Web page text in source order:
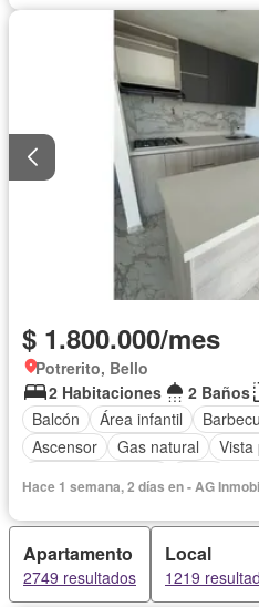
$ 1.800.000/mes
Potrerito, Bello
2 Habitaciones
2 Baños
Balcón
Área infantil
Ascensor
Gas natural
Vista
Hace 1 semana, 2 días en - AG
Apartamento
2749 resultados
Local
1219